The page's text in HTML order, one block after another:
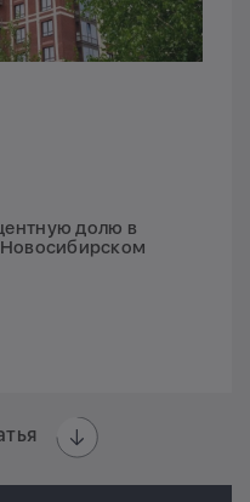
долю в